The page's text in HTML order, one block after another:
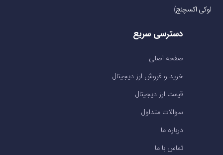
اوکی اکسچنج)
دسترسی سریع
صفحه اصلی
خرید و فروش ارز دیجیتال
قیمت ارز دیجیتال
سوالات متداول
درباره ما
تماس با ما